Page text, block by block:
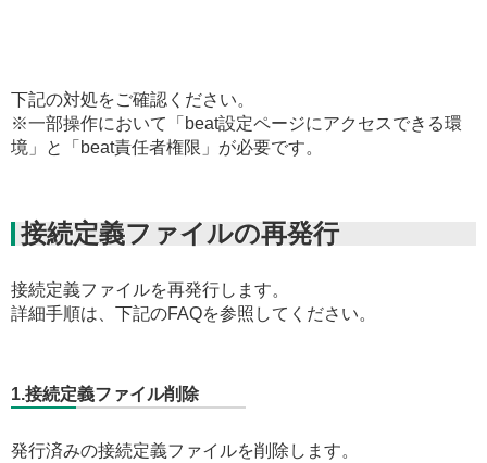
下記の対処をご確認ください。
※一部操作において
「beat設定ページにアクセスできる環
境」と「beat責任者権限」が必要です。
接続定義ファイルの再発行
接続定義ファイルを再発行します。
詳細手順は、下記のFAQを参照してください。
1.接続定義ファイル削除
発行済みの接続定義ファイルを削除します。